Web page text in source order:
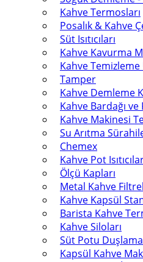
Kahve Termosları
Posalık & Kahve
Süt Isıtıcıları
Kahve Kavurma
Kahve
Tamper
Kahve Demleme
Kahve Bardağı ve
Kahve Makinesi
Su Arıtma
Chemex
Kahve Pot
Ölçü Kapları
Metal Kahve
Kahve Kapsül
Barista Kahve
Kahve Siloları
Süt Potu
Kapsül Kahve